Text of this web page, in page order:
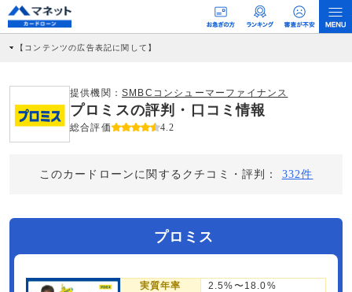
【コンテンツの広告表記に関して】
社に対して企業から紹介報酬が支払われるという収益モデルです。 ただし、特定の
商品を根拠なくPRするものではなく、当編集部の調査／ユーザーへの口コミ収集な
どに基づき、公平性を担保した情報提供を行っています。
>提携企業一覧
提供機関： SMBCコンシューマーファイナンス
プロミスの評判・口コミ情報
総合評価 4.2
このカードローンに関するクチコミ・評判： 332件
プロミス
実質年率 2.5%〜18.0%